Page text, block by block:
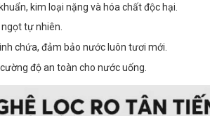
kim loại nặng và hóa chất độc hại.
tự nhiên.
chứa, đảm bảo nước luôn tươi mới.
độ an toàn cho nước uống.